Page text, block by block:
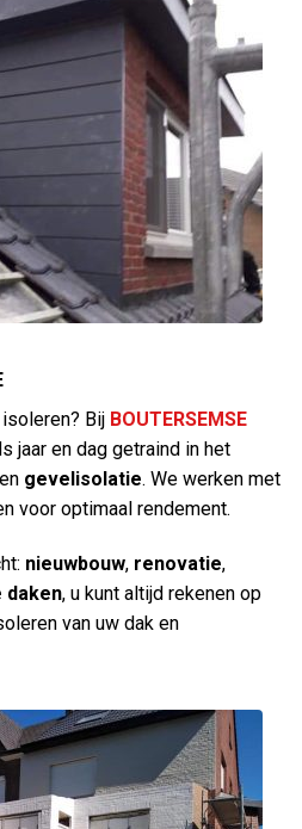
Bij BOUTERSEMSE
jaar en dag getraind in het
en gevelisolatie. We werken met
voor optimaal rendement.
nieuwbouw, renovatie,
daken, u kunt altijd rekenen op
van uw dak en